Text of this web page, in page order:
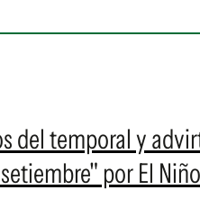
del temporal y
por El Niño